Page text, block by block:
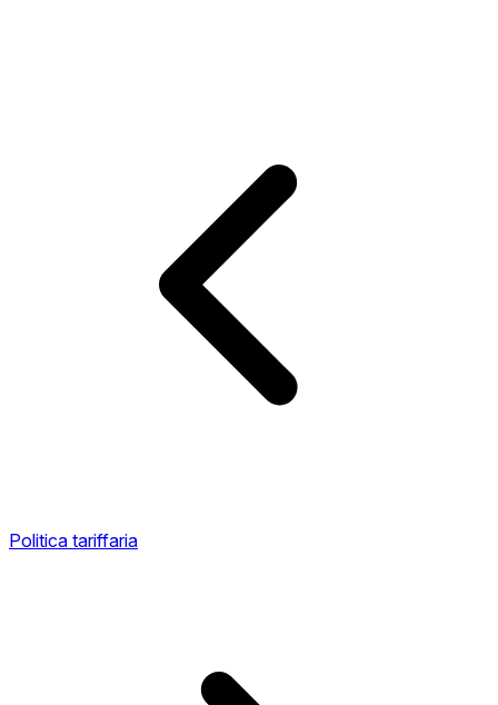
Politica tariffaria